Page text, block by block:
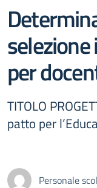
per
TITOLO
patto per
Personale